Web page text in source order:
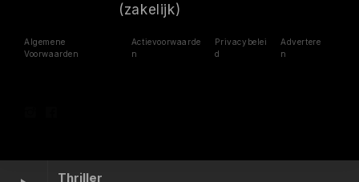
Thriller
(zakelijk)
Algemene
Voorwaarden
Actievoorwaarde
n
Privacybelei
d
Advertere
n